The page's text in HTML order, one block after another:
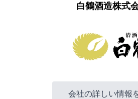
白鶴酒造株式
会社の詳しい情報